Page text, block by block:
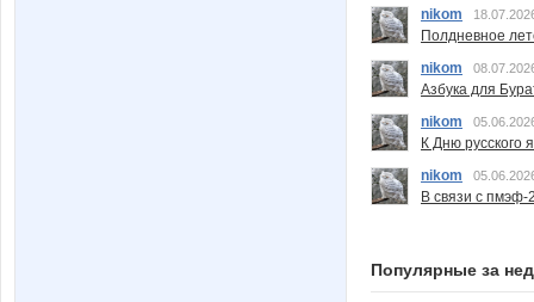
nikom
Полдневное
nikom
Азбука для
nikom
К Дню русского
nikom
В связи с пмэф-
Популярные за